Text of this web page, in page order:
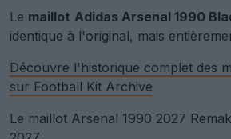
Le maillot Adidas Arsenal 1990
identique à l'original, mais
Découvre l'historique complet des
sur Football Kit Archive
Le maillot Arsenal 1990 2027